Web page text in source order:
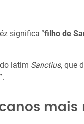
significa “filho de
latim Sanctius, que
mais